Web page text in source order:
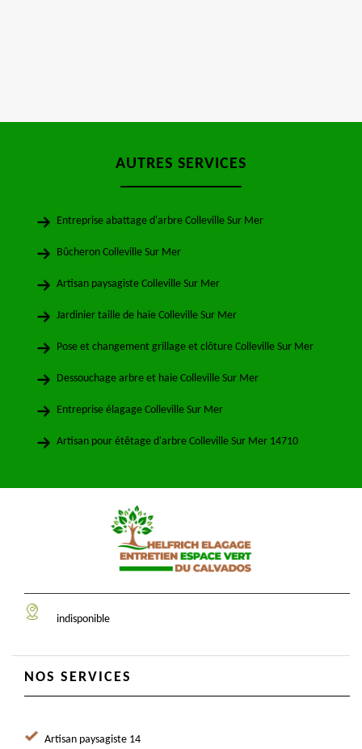
AUTRES SERVICES
Entreprise abattage d'arbre Colleville Sur Mer
Bûcheron Colleville Sur Mer
Artisan paysagiste Colleville Sur Mer
Jardinier taille de haie Colleville Sur Mer
Pose et changement grillage et clôture Colleville Sur Mer
Dessouchage arbre et haie Colleville Sur Mer
Entreprise élagage Colleville Sur Mer
Artisan pour étêtage d'arbre Colleville Sur Mer 14710
indisponible
NOS SERVICES
Artisan paysagiste 14